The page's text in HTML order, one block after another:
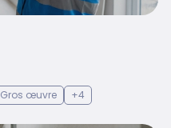
Gros œuvre +4